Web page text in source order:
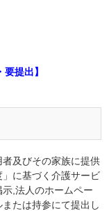
要提出】
者及びその家族に提供
に基づく介護サービ
,法人のホームペー
たは持参にて提出し